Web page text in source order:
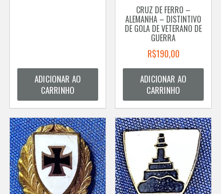
ADICIONAR AO
CARRINHO
CRUZ DE FERRO –
ALEMANHA – DISTINTIVO
DE GOLA DE VETERANO DE
GUERRA
R$190,00
ADICIONAR AO
CARRINHO